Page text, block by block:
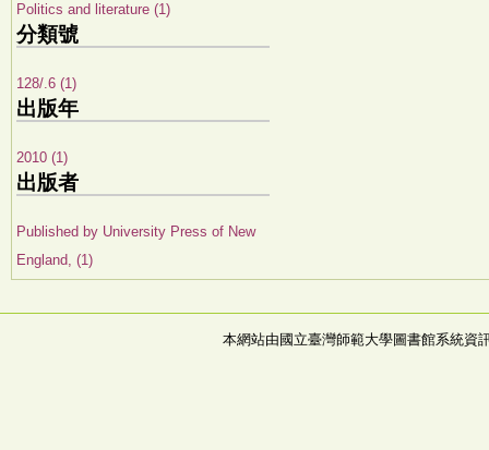
Politics and literature (1)
分類號
128/.6 (1)
出版年
2010 (1)
出版者
Published by University Press of New
England, (1)
本網站由國立臺灣師範大學圖書館系統資